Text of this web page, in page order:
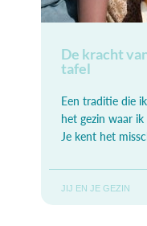
De kracht
tafel
Een traditie die
het gezin waar
Je kent het
JIJ EN JE GEZIN